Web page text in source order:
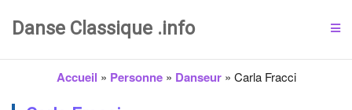
Danse Classique .info
Accueil » Personne» Danseur» Carla Fracci